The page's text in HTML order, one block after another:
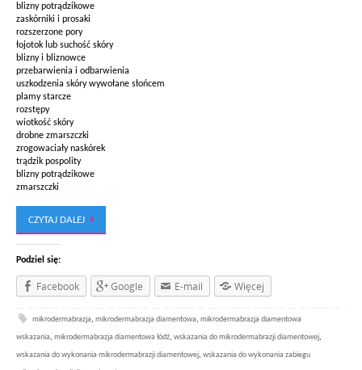
blizny potrądzikowe
zaskórniki i prosaki
rozszerzone pory
łojotok lub suchość skóry
blizny i bliznowce
przebarwienia i odbarwienia
uszkodzenia skóry wywołane słońcem
plamy starcze
rozstępy
wiotkość skóry
drobne zmarszczki
zrogowaciały naskórek
trądzik pospolity
blizny potrądzikowe
zmarszczki
CZYTAJ DALEJ
Podziel się:
Facebook Google E-mail Więcej
mikrodermabrazja,mikrodermabrazja diamentowa,mikrodermabrazja diamentowa
wskazania, mikrodermabrazja diamentowa łódź, wskazania do mikrodermabrazji diamentowej,
wskazania do wykonania mikrodermabrazji diamentowej, wskazania do wykonania zabiegu